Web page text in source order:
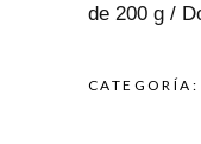
de 200 g /